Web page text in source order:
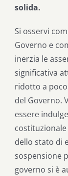
solida.
Si osservi
Governo e
inerzia le
significativa
ridotto a
del Governo.
essere
dello stato di
sospensione
governo si è